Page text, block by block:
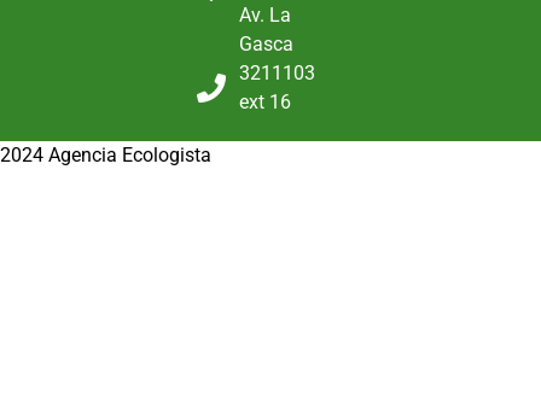
Av. La
Gasca
3211103
ext 16
2024 Agencia Ecologista